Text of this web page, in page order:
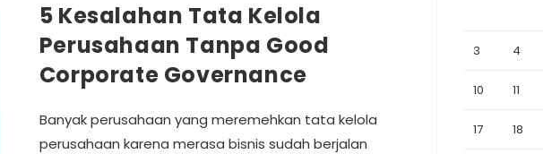
5 Kesalahan Tata Kelola
Perusahaan Tanpa Good
Corporate Governance
Banyak perusahaan yang meremehkan tata kelola
perusahaan karena merasa bisnis sudah berjalan
3 4
10 11
17 18